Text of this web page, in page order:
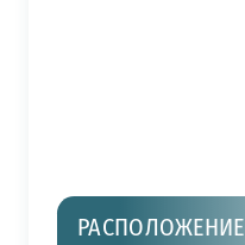
РАСПОЛОЖЕНИЕ